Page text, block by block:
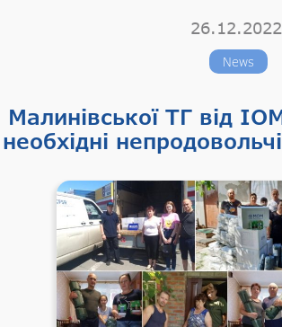
26.12.2022
News
ТГ від